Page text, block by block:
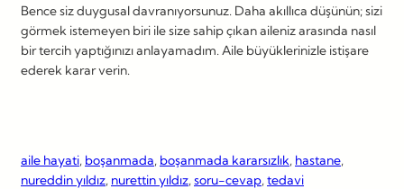
Bence siz duygusal davranıyorsunuz. Daha akıllıca düşünün; sizi
görmek istemeyen biri ile size sahip çıkan aileniz arasında nasıl
bir tercih yaptığınızı anlayamadım. Aile büyüklerinizle istişare
ederek karar verin.
aile hayati, boşanmada, boşanmada kararsızlık, hastane
nureddin yıldız, nurettin yıldız, soru-cevap, tedavi